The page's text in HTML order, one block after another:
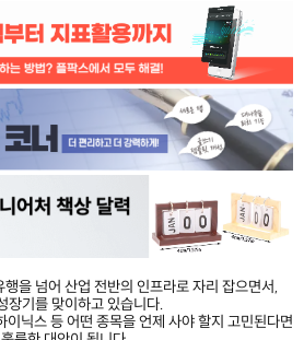
을 넘어 산업 전반의 인프라로 자리 잡으면서,
장기를 맞이하고 있습니다.
닉스 등 어떤 종목을 언제 사야 할지 고민된다면